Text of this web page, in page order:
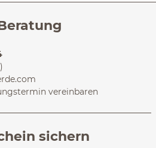
vereinbaren
sichern